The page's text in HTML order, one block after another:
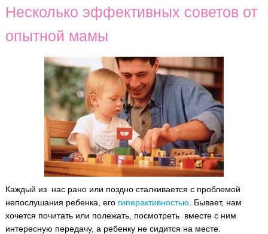
Несколько эффективных советов от
опытной мамы
Каждый из нас рано или поздно сталкивается с проблемой
непослушания ребенка, его гиперактивностью . Бывает, нам
хочется почитать или полежать, посмотреть вместе с ним
интересную передачу, а ребенку не сидится на месте.